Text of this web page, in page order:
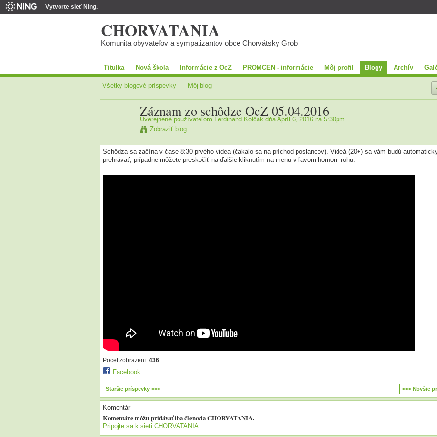
Vytvorte sieť Ning.
CHORVATANIA
Komunita obyvateľov a sympatizantov obce Chorvátsky Grob
Titulka Nová škola Informácie z OcZ PROMCEN - informácie Môj profil Blogy Archív
Všetky blogové príspevky Môj blog
Záznam zo schôdze OcZ 05.04.2016
Uverejnené používateľom Ferdinand Kolčák dňa Apríl 6, 2016 na 5:30pm
Zobraziť blog
Schôdza sa začína v čase 8:30 prvého videa (čakalo sa na príchod poslancov). Videá (20+) sa vám budú
prehrávať, prípadne môžete preskočiť na ďalšie kliknutím na menu v ľavom hornom rohu.
Počet zobrazení: 436
Facebook
Staršie príspevky >>> <<< Novšie
Komentár
Komentáre môžu pridávať iba členovia CHORVATANIA.
Pripojte sa k sieti CHORVATANIA